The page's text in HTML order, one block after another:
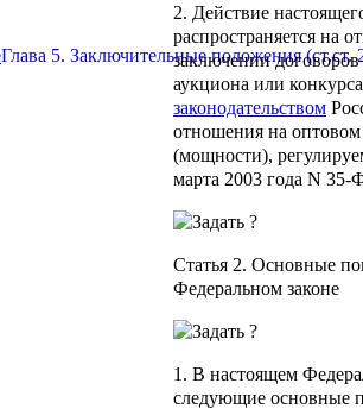
Глава 5. Заключительные положения (ст.ст.
2. Действие
распространяется на
заключении
аукциона или
законодательством
отношения на
(мощности),
марта 2003 года N 35-
Статья 2. Основные
Федеральном законе
1. В настоящем
следующие основные